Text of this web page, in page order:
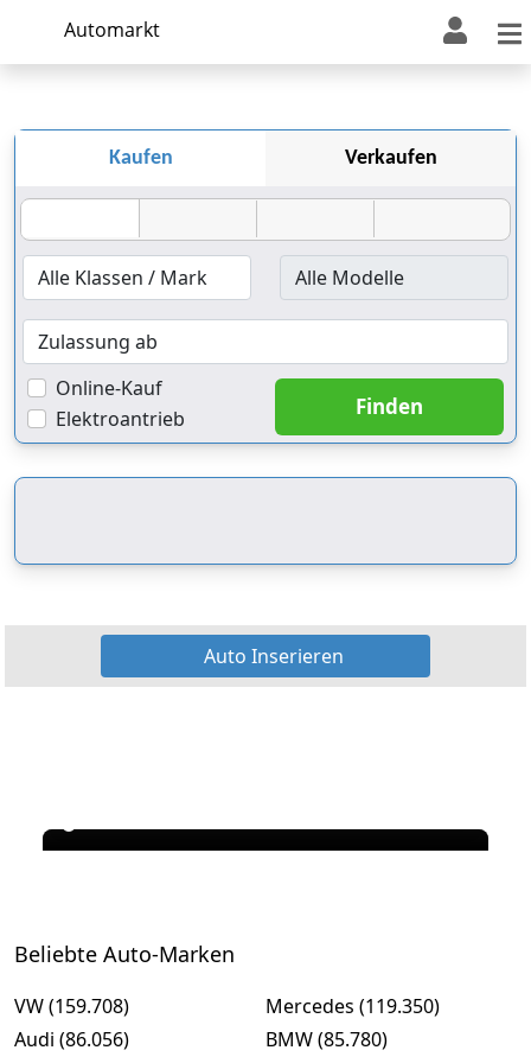
Automarkt
Kaufen Verkaufen
Online-Kauf
Elektroantrieb
Auto Inserieren
Beliebte Auto-Marken
VW (159.708)
Mercedes (119.350)
Audi (86.056)
BMW (85.780)